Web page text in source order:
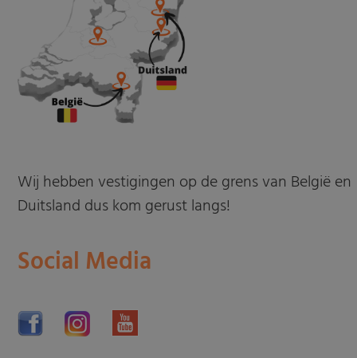
Wij hebben vestigingen op de grens van België en
Duitsland dus kom gerust langs!
Social Media